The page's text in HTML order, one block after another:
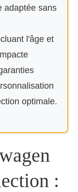
adaptée sans
l'âge et
optimale.
: